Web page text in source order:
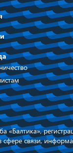
«Балтика»,
связи,